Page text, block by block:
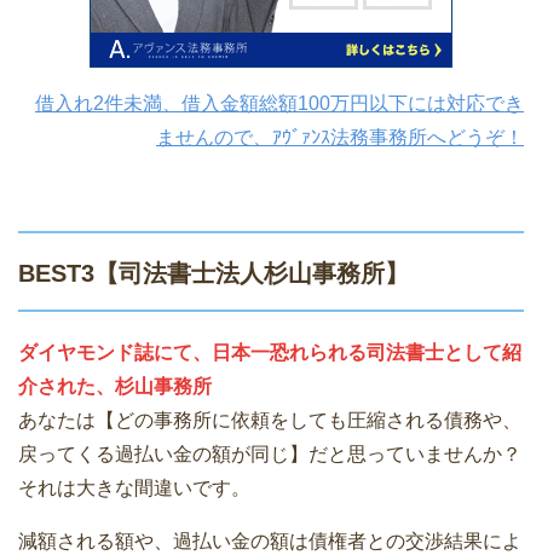
借入れ2件未満、借入金額総額100万円以下には対応でき
ませんので、ｱｳﾞｧﾝｽ法務事務所へどうぞ！
BEST3【司法書士法人杉山事務所】
ダイヤモンド誌にて、日本一恐れられる司法書士として紹
介された、杉山事務所
あなたは【どの事務所に依頼をしても圧縮される債務や、
戻ってくる過払い金の額が同じ】だと思っていませんか？
それは大きな間違いです。
減額される額や、過払い金の額は債権者との交渉結果によ